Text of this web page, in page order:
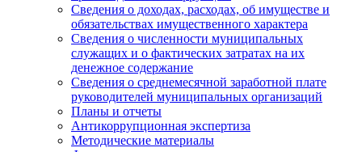
Сведения о доходах, расходах, об имуществе и
обязательствах имущественного характера
Сведения о численности муниципальных
служащих и о фактических затратах на их
денежное содержание
Сведения о среднемесячной заработной плате
руководителей муниципальных организаций
Планы и отчеты
Антикоррупционная экспертиза
Методические материалы